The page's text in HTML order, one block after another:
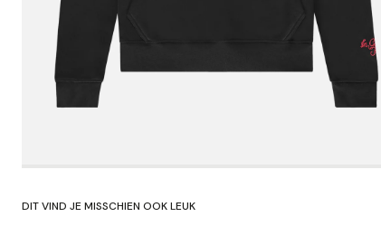
DIT VIND JE MISSCHIEN OOK LEUK